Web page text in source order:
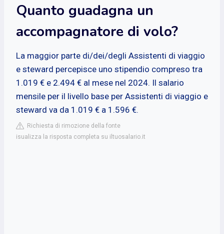
Quanto guadagna un
accompagnatore di volo?
La maggior parte di/dei/degli Assistenti di viaggio
e steward percepisce uno stipendio compreso tra
1.019 € e 2.494 € al mese nel 2024. Il salario
mensile per il livello base per Assistenti di viaggio e
steward va da 1.019 € a 1.596 €.
Richiesta di rimozione della fonte
isualizza la risposta completa su iltuosalario.it